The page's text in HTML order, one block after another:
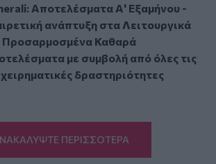
Αποτελέσματα Α' Εξαμήνου -
ανάπτυξη στα Λειτουργικά
Προσαρμοσμένα Καθαρά
με συμβολή από όλες τις
δραστηριότητες
ΠΕΡΙΣΣΟΤΕΡΑ